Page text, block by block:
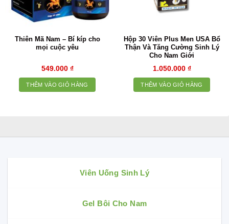
Thiên Mã Nam – Bí kíp cho
mọi cuộc yêu
549.000 ₫
THÊM VÀO GIỎ HÀNG
Hộp 30 Viên Plus Men USA Bổ
Thận Và Tăng Cường Sinh Lý
Cho Nam Giới
1.050.000 ₫
THÊM VÀO GIỎ HÀNG
Viên Uống Sinh Lý
Gel Bôi Cho Nam